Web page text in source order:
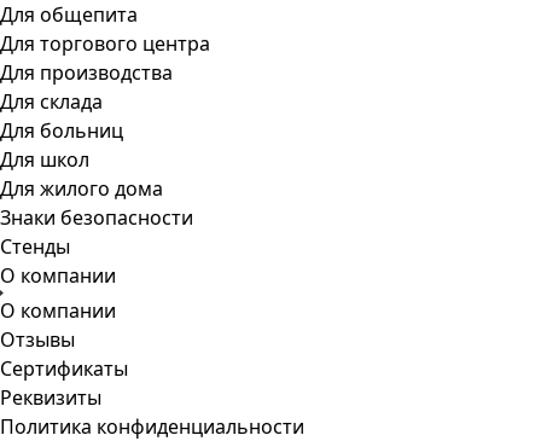
Для общепита
Для торгового центра
Для производства
Для склада
Для больниц
Для школ
Для жилого дома
Знаки безопасности
Стенды
О компании
О компании
Отзывы
Сертификаты
Реквизиты
Политика конфиденциальности